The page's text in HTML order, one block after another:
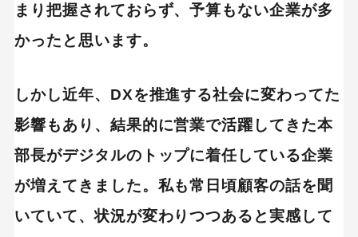
まり把握されておらず、予算もない企業が多
かったと思います。
しかし近年、DXを推進する社会に変わってた
影響もあり、結果的に営業で活躍してきた本
部長がデジタルのトップに着任している企業
が増えてきました。私も常日頃顧客の話を聞
いていて、状況が変わりつつあると実感して